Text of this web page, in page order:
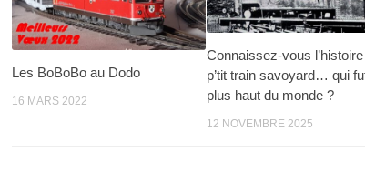
Les BoBoBo au Dodo
16 MARS 2022
Connaissez-vous
p’tit train savoyard… qui
plus haut du monde ?
12 NOVEMBRE 2025